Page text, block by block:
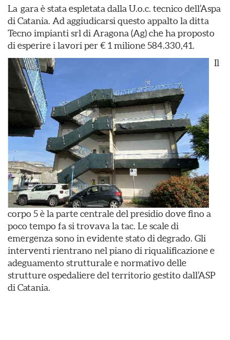
La gara è stata espletata dalla U.o.c. tecnico dell’Aspa
di Catania. Ad aggiudicarsi questo appalto la ditta
Tecno impianti srl di Aragona (Ag) che ha proposto
di esperire i lavori per € 1 milione 584.330,41.
Il
corpo 5 è la parte centrale del presidio dove fino a
poco tempo fa si trovava la tac. Le scale di
emergenza sono in evidente stato di degrado. Gli
interventi rientrano nel piano di riqualificazione e
adeguamento strutturale e normativo delle
strutture ospedaliere del territorio gestito dall’ASP
di Catania.